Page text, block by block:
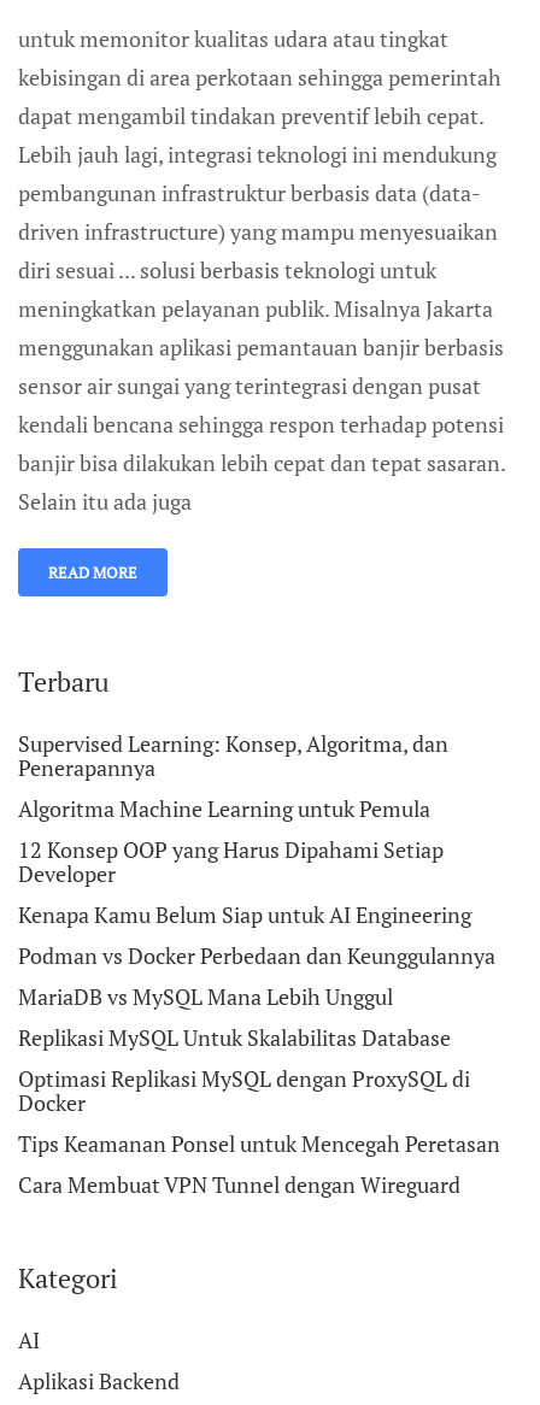
untuk memonitor kualitas udara atau tingkat
kebisingan di area perkotaan sehingga pemerintah
dapat mengambil tindakan preventif lebih cepat.
Lebih jauh lagi, integrasi teknologi ini mendukung
pembangunan infrastruktur berbasis data (data-
driven infrastructure) yang mampu menyesuaikan
diri sesuai ... solusi berbasis teknologi untuk
meningkatkan pelayanan publik. Misalnya Jakarta
menggunakan aplikasi pemantauan banjir berbasis
sensor air sungai yang terintegrasi dengan pusat
kendali bencana sehingga respon terhadap potensi
banjir bisa dilakukan lebih cepat dan tepat sasaran.
Selain itu ada juga
READ MORE
Terbaru
Supervised Learning: Konsep, Algoritma, dan
Penerapannya
Algoritma Machine Learning untuk Pemula
12 Konsep OOP yang Harus Dipahami Setiap
Developer
Kenapa Kamu Belum Siap untuk AI Engineering
Podman vs Docker Perbedaan dan Keunggulannya
MariaDB vs MySQL Mana Lebih Unggul
Replikasi MySQL Untuk Skalabilitas Database
Optimasi Replikasi MySQL dengan ProxySQL di
Docker
Tips Keamanan Ponsel untuk Mencegah Peretasan
Cara Membuat VPN Tunnel dengan Wireguard
Kategori
AI
Aplikasi Backend